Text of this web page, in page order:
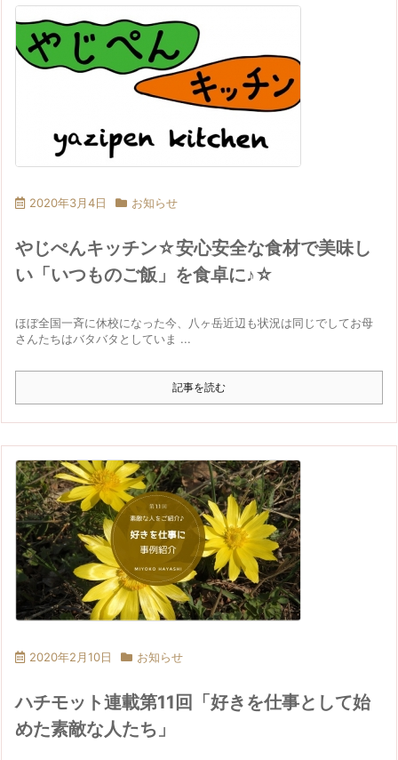
2020年3月4日 お知らせ
やじぺんキッチン☆安心安全な食材で美味し
い「いつものご飯」を食卓に♪☆
ほぼ全国一斉に休校になった今、八ヶ岳近辺も状況は同じでしてお母
さんたちはバタバタとしていま ...
記事を読む
2020年2月10日 お知らせ
ハチモット連載第11回「好きを仕事として始
めた素敵な人たち」